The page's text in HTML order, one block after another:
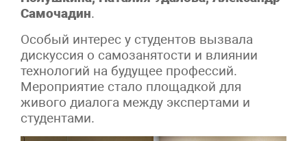
Самочадин.
Особый интерес у студентов вызвала
дискуссия о самозанятости и влиянии
технологий на будущее профессий.
Мероприятие стало площадкой для
живого диалога между экспертами и
студентами.